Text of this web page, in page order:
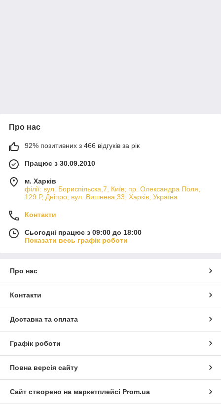
Про нас
92% позитивних з 466 відгуків за рік
Працює з 30.09.2010
м. Харків
філії: вул. Бориcпільска,7, Київ; пр. Олександра Поля,
129 Р, Дніпро; вул. Вишнева,33, Харків, Україна
Контакти
Сьогодні працює з 09:00 до 18:00
Показати весь графік роботи
Про нас
Контакти
Доставка та оплата
Графік роботи
Повна версія сайту
Сайт створено на маркетплейсі Prom.ua